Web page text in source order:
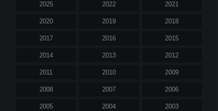
2025 2022 2021
2020 2019 2018
2017 2016 2015
2014 2013 2012
2011 2010 2009
2008 2007 2006
2005 2004 2003